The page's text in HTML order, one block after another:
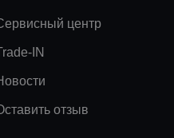
центр
IN
отзыв